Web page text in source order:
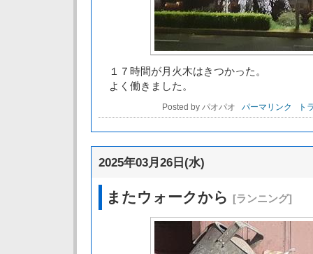
１７時間が月火木はきつかった。
よく働きました。
Posted by パオパオ パーマリンク ト
2025年03月26日(水)
またウォークから [ランニング]